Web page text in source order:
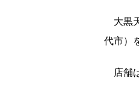
大黒
代市）
店舗